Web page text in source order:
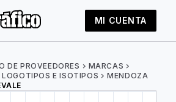
MI CUENTA
DE PROVEEDORES chevron_right MARCAS chevron_right
E ISOTIPOS chevron_rightMENDOZA